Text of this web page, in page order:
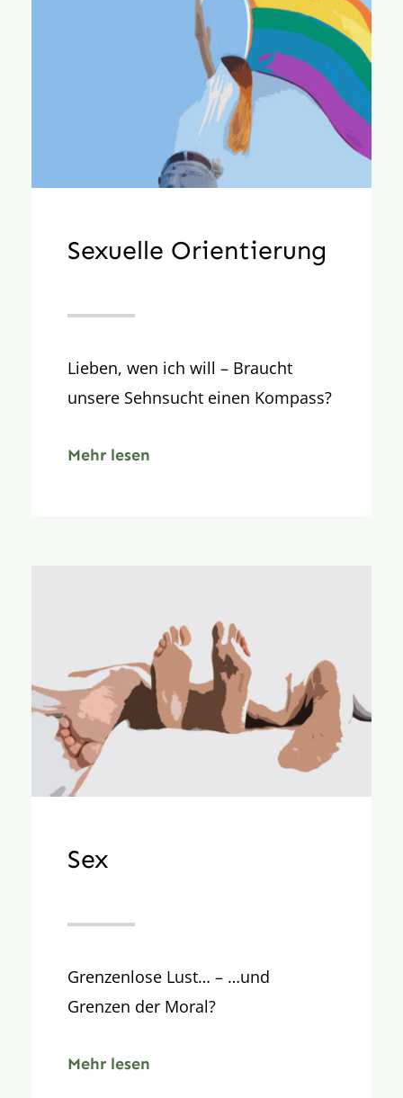
Sexuelle Orientierung
Lieben, wen ich will – Braucht
unsere Sehnsucht einen Kompass?
Mehr lesen
Sex
Grenzenlose Lust… – …und
Grenzen der Moral?
Mehr lesen